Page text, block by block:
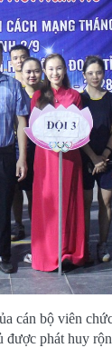
cán bộ viên
phát huy